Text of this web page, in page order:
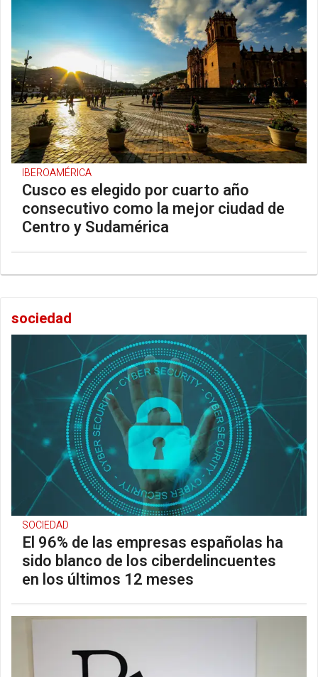
IBEROAMÉRICA
Cusco es elegido por cuarto año
consecutivo como la mejor ciudad de
Centro y Sudamérica
sociedad
SOCIEDAD
El 96% de las empresas españolas ha
sido blanco de los ciberdelincuentes
en los últimos 12 meses